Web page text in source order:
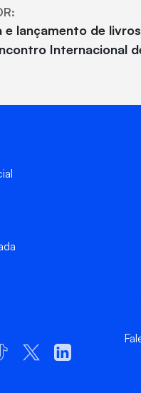
e lançamento de
Internacional